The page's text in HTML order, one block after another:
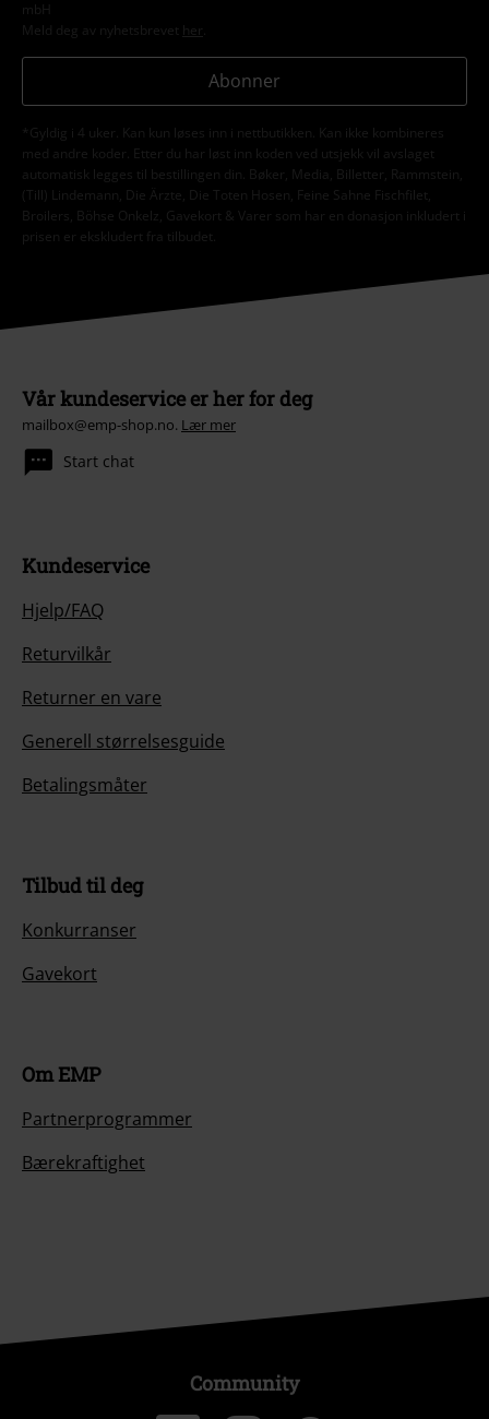
mbH
Meld deg av nyhetsbrevet her
Abonner
*Gyldig i 4 uker. Kan kun løses inn i nettbutikken. Kan ikke kombineres
med andre koder. Etter du har løst inn koden ved utsjekk vil avslaget
automatisk legges til bestillingen din. Bøker, Media, Billetter, Rammstein,
(Till) Lindemann, Die Ärzte, Die Toten Hosen, Feine Sahne Fischfilet,
Broilers, Böhse Onkelz, Gavekort & Varer som har en donasjon inkludert i
prisen er ekskludert fra tilbudet.
Vår kundeservice er her for deg
mailbox@emp-shop.no. Lær mer
Start chat
Kundeservice
Hjelp/FAQ
Returvilkår
Returner en vare
Generell størrelsesguide
Betalingsmåter
Tilbud til deg
Konkurranser
Gavekort
Om EMP
Partnerprogrammer
Bærekraftighet
Community